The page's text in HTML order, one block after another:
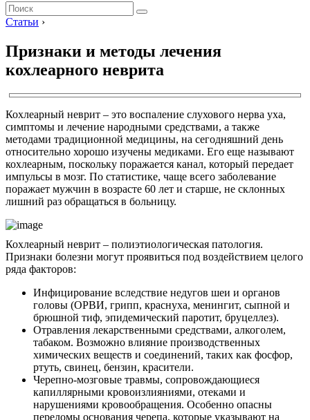
Статьи ›
Признаки и методы лечения
кохлеарного неврита
Кохлеарный неврит – это воспаление слухового нерва уха,
симптомы и лечение народными средствами, а также
методами традиционной медицины, на сегодняшний день
относительно хорошо изучены медиками. Его еще называют
кохлеарным, поскольку поражается канал, который передает
импульсы в мозг. По статистике, чаще всего заболевание
поражает мужчин в возрасте 60 лет и старше, не склонных
лишний раз обращаться в больницу.
Кохлеарный неврит – полиэтиологическая патология.
Признаки болезни могут проявиться под воздействием целого
ряда факторов:
Инфицирование вследствие недугов шеи и органов
головы (ОРВИ, грипп, краснуха, менингит, сыпной и
брюшной тиф, эпидемический паротит, бруцеллез).
Отравления лекарственными средствами, алкоголем,
табаком. Возможно влияние производственных
химических веществ и соединений, таких как фосфор,
ртуть, свинец, бензин, красители.
Черепно-мозговые травмы, сопровождающиеся
капиллярными кровоизлияниями, отеками и
нарушениями кровообращения. Особенно опасны
переломы основания черепа, которые указывают на